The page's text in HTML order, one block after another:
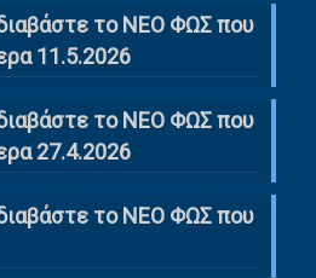
το ΝΕΟ ΦΩΣ που
11.5.2026
το ΝΕΟ ΦΩΣ που
27.4.2026
το ΝΕΟ ΦΩΣ που